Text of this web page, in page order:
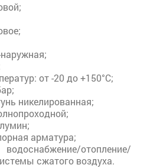
от -20 до +150°С;
никелированная;
арматура;
одоснабжение/отопление/
сжатого воздуха.